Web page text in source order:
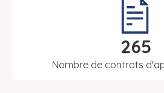
265
Nombre de contrats